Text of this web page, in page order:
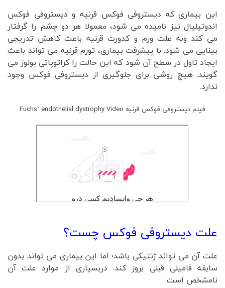
این بیماری که دیستروفی فوکس قرنیه و دیستروفی فوکس
اندوتیلیال نیز نامیده می شود، معمولا هر دو چشم را گرفتار
می کند وبه علت ورم و کدورت قرنیه باعث کاهش تدریجی
بینایی می شود. با پیشرفت بیماری، تورم قرنیه می تواند باعث
ایجاد تاول در سطح آن شود که این حالت را کراتوپاتی بولوز می
گویند. هیچ روشی برای جلوگیری از دیستروفی فوکس وجود
ندارد.
فیلم دیستروفی فوکس قرنیه Fuchs’ endothelial dystrophy Video
علت دیستروفی فوکس چست؟
علت آن می تواند ژنتیکی باشد؛ اما این بیماری می تواند بدون
سابقه فامیلی قبلی بروز کند. دربسیاری از موارد علت آن
نامشخص است.